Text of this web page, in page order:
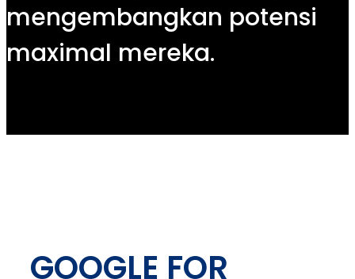
mengembangkan potensi
maximal mereka.
GOOGLE FOR